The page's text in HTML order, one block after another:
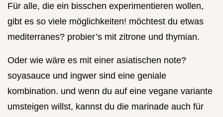
Für alle, die ein bisschen experimentieren wollen,
gibt es so viele möglichkeiten! möchtest du etwas
mediterranes? probier’s mit zitrone und thymian.
Oder wie wäre es mit einer asiatischen note?
soyasauce und ingwer sind eine geniale
kombination. und wenn du auf eine vegane variante
umsteigen willst, kannst du die marinade auch für